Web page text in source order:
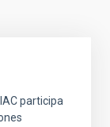
participa